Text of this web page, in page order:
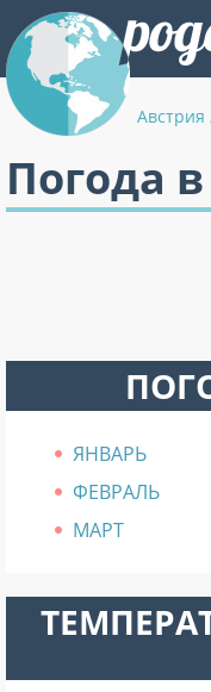
Австрия
Погода
ЯНВАРЬ
ФЕВРАЛЬ
МАРТ